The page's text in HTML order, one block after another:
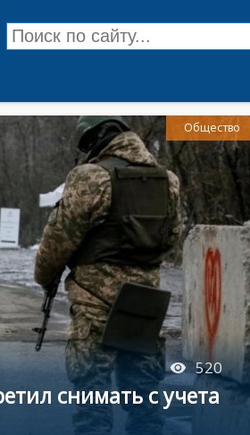
520
снимать с учета
Общество